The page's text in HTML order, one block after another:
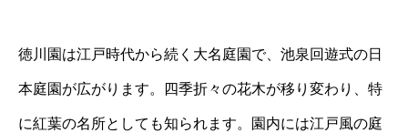
徳川園は江戸時代から続く大名庭園で、池泉回遊式の日
本庭園が広がります。四季折々の花木が移り変わり、特
に紅葉の名所としても知られます。園内には江戸風の庭